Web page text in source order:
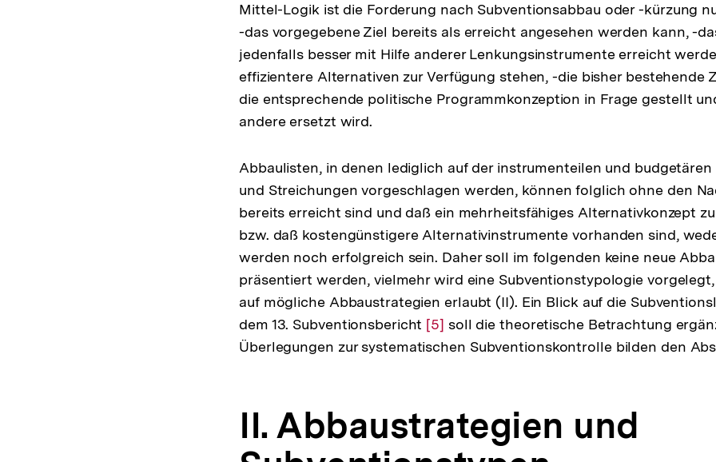
Mittel-Logik ist die Forderung nach Subventionsabbau oder -kürzung
-das vorgegebene Ziel bereits als erreicht angesehen werden kann, -
jedenfalls besser mit Hilfe anderer Lenkungsinstrumente erreicht
effizientere Alternativen zur Verfügung stehen, -die bisher bestehende
die entsprechende politische Programmkonzeption in Frage gestellt
andere ersetzt wird.
Abbaulisten, in denen lediglich auf der instrumenteilen und budgetären
und Streichungen vorgeschlagen werden, können folglich ohne den
bereits erreicht sind und daß ein mehrheitsfähiges Alternativkonzept
bzw. daß kostengünstigere Alternativinstrumente vorhanden sind,
werden noch erfolgreich sein. Daher soll im folgenden keine neue
präsentiert werden, vielmehr wird eine Subventionstypologie
auf mögliche Abbaustrategien erlaubt (II). Ein Blick auf die
dem 13. Subventionsbericht Zur
Auflösung
[5] soll die theoretische Betrachtung
Überlegungen zur systematischen Subventionskontrolle bilden den
II. Abbaustrategien und